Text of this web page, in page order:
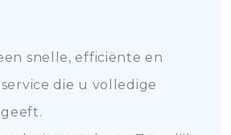
snelle, efficiënte en
die u volledige